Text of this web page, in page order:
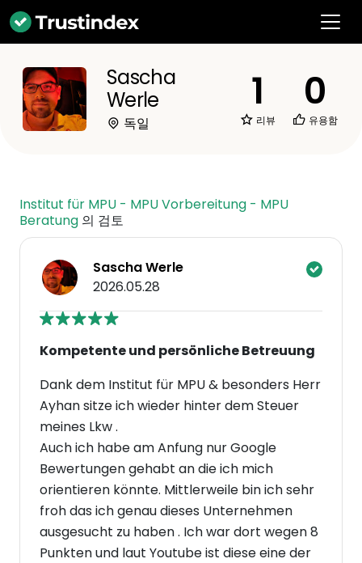
Sascha
Werle
독일
1
리뷰
0
유용함
Institut für MPU - MPU Vorbereitung - MPU
Beratung 의 검토
Sascha Werle
2026.05.28
Kompetente und persönliche Betreuung
Dank dem Institut für MPU & besonders Herr
Ayhan sitze ich wieder hinter dem Steuer
meines Lkw .
Auch ich habe am Anfung nur Google
Bewertungen gehabt an die ich mich
orientieren könnte. Mittlerweile bin ich sehr
froh das ich genau dieses Unternehmen
ausgesucht zu haben . Ich war dort wegen 8
Punkten und laut Youtube ist diese eine der